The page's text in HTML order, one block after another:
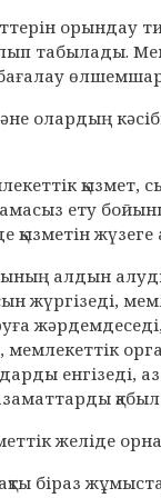
орындау
табылады.
бағалау
олардың
қызмет,
ету
қызметін жүзеге
алдын
жәрдемдеседі,
енгізеді,
желіде
біраз